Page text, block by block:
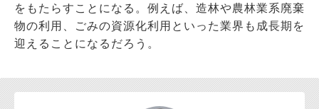
をもたらすことになる。例えば、造林や農林業系廃棄
物の利用、ごみの資源化利用といった業界も成長期を
迎えることになるだろう。